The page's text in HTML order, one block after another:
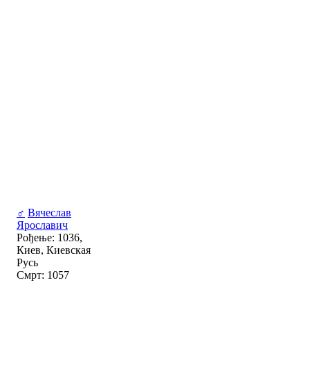
♂ Вячеслав
Ярославич
Рођење: 1036,
Киев, Киевская
Русь
Смрт: 1057